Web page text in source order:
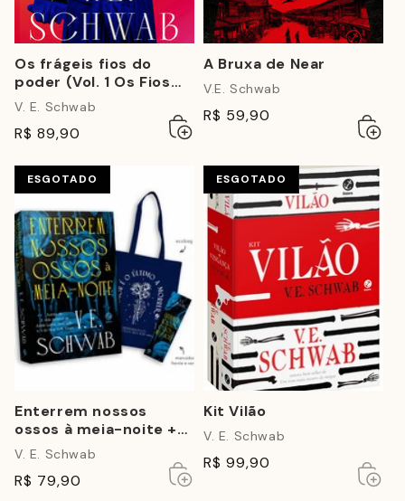
Os frágeis fios do
poder (Vol. 1 Os Fios
do Poder)
V. E. Schwab
R$ 89,90
Adicionar
ao
Esgotado
A Bruxa de Near
V.E. Schwab
R$ 59,90
ao
ESGOTADO
Enterrem nossos
ossos à meia-noite +
BRINDES
V. E. Schwab
R$ 79,90
Esgotado
Esgotado
ESGOTADO
Kit Vilão
V. E. Schwab
R$ 99,90